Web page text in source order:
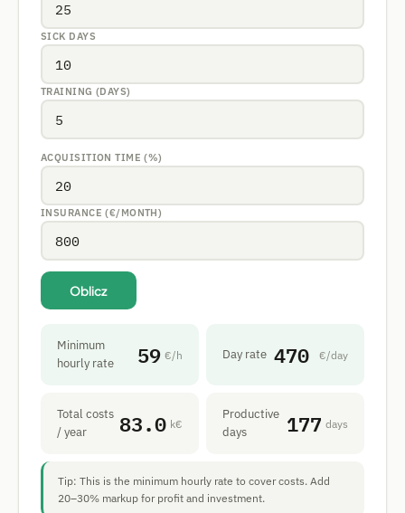
SICK DAYS
TRAINING (DAYS)
ACQUISITION TIME (%)
INSURANCE (€/MONTH)
Oblicz
Minimum
hourly rate
59 €/h Day rate 470 €/day
Total costs
/ year
83.0 k€
Productive
days
177 days
Tip: This is the minimum hourly rate to cover costs. Add
20–30% markup for profit and investment.